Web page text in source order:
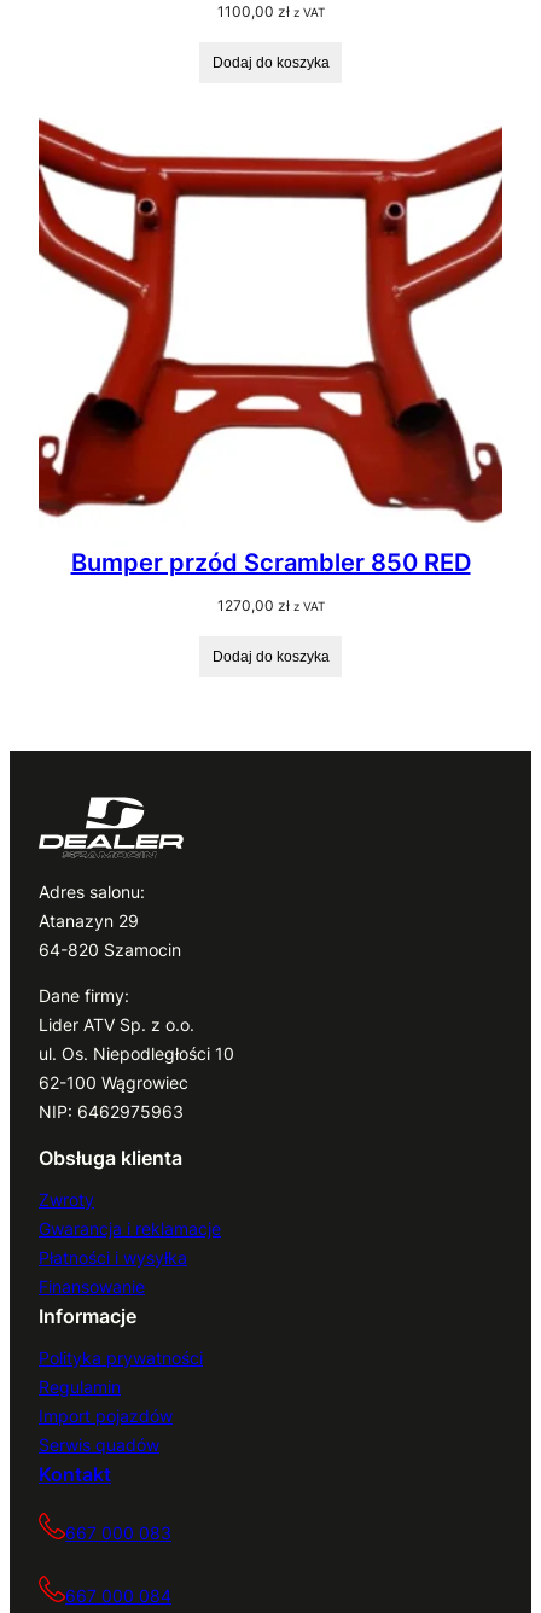
1100,00 zł z VAT
Dodaj do koszyka
Bumper przód Scrambler 850 RED
1270,00 zł z VAT
Dodaj do koszyka
Adres salonu:
Atanazyn 29
64-820 Szamocin
Dane firmy:
Lider ATV Sp. z o.o.
ul. Os. Niepodległości 10
62-100 Wągrowiec
NIP: 6462975963
Obsługa klienta
Zwroty
Gwarancja i reklamacje
Płatności i wysyłka
Finansowanie
Informacje
Polityka prywatności
Regulamin
Import pojazdów
Serwis quadów
Kontakt
667 000 083
667 000 084